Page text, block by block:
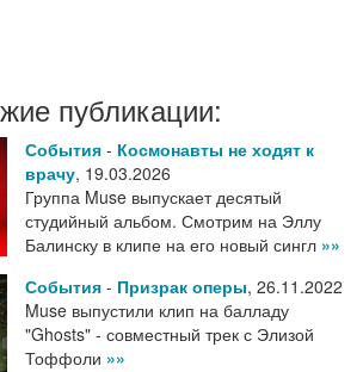
публикации:
События - Космонавты не ходят к
врачу, 19.03.2026
Группа Muse выпускает десятый
студийный альбом. Смотрим на Эллу
Балинску в клипе на его новый сингл »»
События - Призрак оперы, 26.11.2022
Muse выпустили клип на балладу
"Ghosts" - совместный трек с Элизой
Тоффоли »»